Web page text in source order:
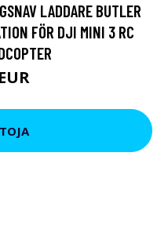
LADDARE BUTLER
FÖR DJI MINI 3 RC